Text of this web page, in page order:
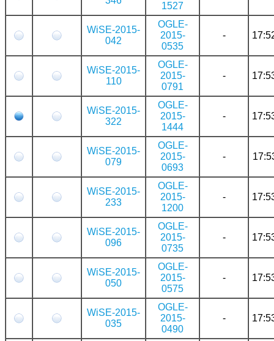
1527
WiSE-2015-
042
OGLE-
2015-
0535
-
WiSE-2015-
110
OGLE-
2015-
0791
-
WiSE-2015-
322
OGLE-
2015-
1444
-
WiSE-2015-
079
OGLE-
2015-
0693
-
WiSE-2015-
233
OGLE-
2015-
1200
-
WiSE-2015-
096
OGLE-
2015-
0735
-
WiSE-2015-
050
OGLE-
2015-
0575
-
WiSE-2015-
035
OGLE-
2015-
0490
-